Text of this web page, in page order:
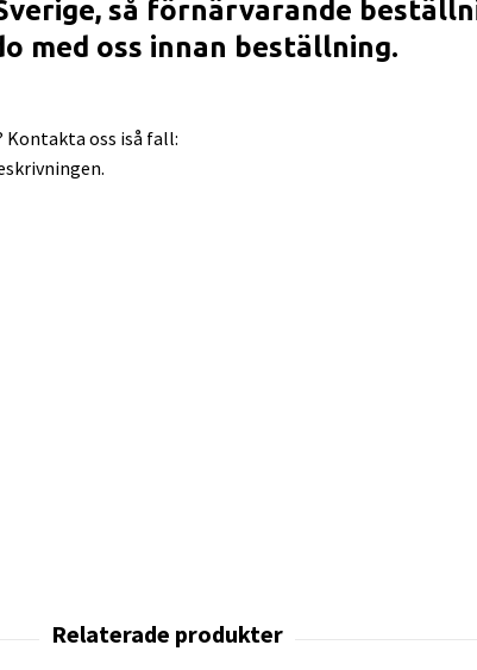
så förnärvarande
med oss innan beställning.
Kontakta oss iså fall: